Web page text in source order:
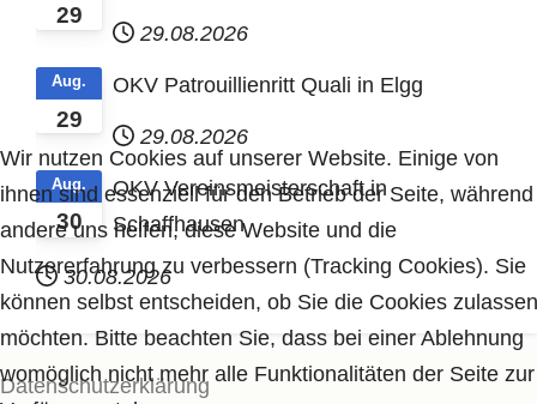
29
29.08.2026
29
Aug. OKV Patrouillienritt Quali in Elgg
29.08.2026
30
Aug.
OKV Vereinsmeisterschaft in
Schaffhausen
30.08.2026
Datenschutzerklärung
Wir nutzen Cookies auf unserer Website. Einige von
ihnen sind essenziell für den Betrieb der Seite, während
andere uns helfen, diese Website und die
Nutzererfahrung zu verbessern (Tracking Cookies). Sie
können selbst entscheiden, ob Sie die Cookies zulassen
möchten. Bitte beachten Sie, dass bei einer Ablehnung
womöglich nicht mehr alle Funktionalitäten der Seite zur